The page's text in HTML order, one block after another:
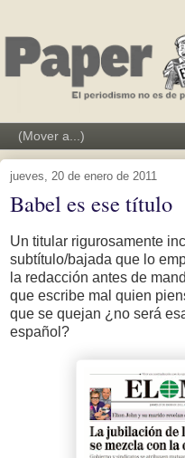
jueves, 20 de enero de 2011
Babel es ese título
Un titular rigurosamente
subtítulo/bajada que lo
la redacción antes de
que escribe mal quien
que se quejan ¿no será
español?